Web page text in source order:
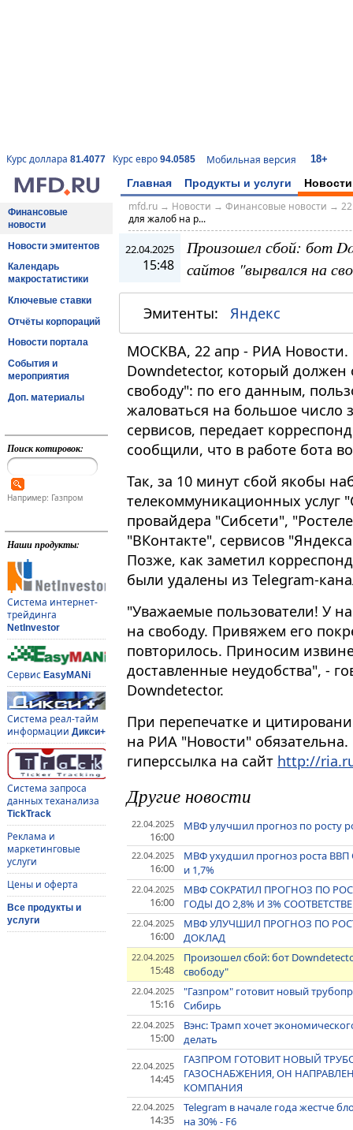
Курс доллара 81.4077 Курс евро 94.0585 Мобильная версия 18+
Главная Продукты и услуги Новости
Финансовые
новости
Новости эмитентов
Календарь
макростатистики
Ключевые ставки
Отчёты корпораций
Новости портала
События и
мероприятия
Доп. материалы
Поиск котировок:
Например: Газпром
Наши продукты:
Система интернет-
трейдинга
NetInvestor
Сервис EasyMANi
Система реал-тайм
информации Дикси+
Система запроса
данных теханализа
TickTrack
Реклама и
маркетинговые
услуги
Цены и оферта
Все продукты и
услуги
mfd.ru→ Новости → Финансовые новости →
для жалоб на р...
22.04.2025
15:48
Произошел сбой: бот
сайтов "вырвался на
Эмитенты: Яндекс
МОСКВА, 22 апр - РИА Новости.
Downdetector, который
свободу": по его данным,
жаловаться на большое число
сервисов, передает
сообщили, что в работе бота
Так, за 10 минут сбой якобы
телекоммуникационных услуг
провайдера "Сибсети",
"ВКонтакте", сервисов
Позже, как заметил
были удалены из Telegram-
"Уважаемые пользователи! У
на свободу. Привяжем его
повторилось. Приносим
доставленные неудобства", -
Downdetector.
При перепечатке и
на РИА "Новости"
гиперссылка на сайт http://
Другие новости
22.04.2025
16:00
МВФ улучшил прогноз по росту
22.04.2025
16:00
МВФ ухудшил прогноз роста ВВП
и 1,7%
22.04.2025
16:00
МВФ СОКРАТИЛ ПРОГНОЗ ПО
ГОДЫ ДО 2,8% И 3%
22.04.2025
16:00
МВФ УЛУЧШИЛ ПРОГНОЗ ПО
ДОКЛАД
22.04.2025
15:48
Произошел сбой: бот
свободу"
22.04.2025
15:16
"Газпром" готовит новый
Сибирь
22.04.2025
15:00
Вэнс: Трамп хочет
делать
22.04.2025
14:45
ГАЗПРОМ ГОТОВИТ НОВЫЙ
ГАЗОСНАБЖЕНИЯ, ОН
КОМПАНИЯ
22.04.2025
14:35
Telegram в начале года жестче
на 30% - F6